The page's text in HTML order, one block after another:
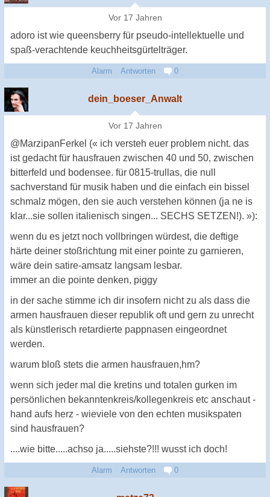
Vor 17 Jahren
adoro ist wie queensberry für pseudo-intellektuelle und
spaß-verachtende keuchheitsgürtelträger.
Alarm Antworten 0
dein_boeser_Anwalt
Vor 17 Jahren
@MarzipanFerkel (« ich versteh euer problem nicht. das
ist gedacht für hausfrauen zwischen 40 und 50, zwischen
bitterfeld und bodensee. für 0815-trullas, die null
sachverstand für musik haben und die einfach ein bissel
schmalz mögen, den sie auch verstehen können (ja ne is
klar...sie sollen italienisch singen... SECHS SETZEN!). »):
wenn du es jetzt noch vollbringen würdest, die deftige
härte deiner stoßrichtung mit einer pointe zu garnieren,
wäre dein satire-amsatz langsam lesbar.
immer an die pointe denken, piggy
in der sache stimme ich dir insofern nicht zu als dass die
armen hausfrauen dieser republik oft und gern zu unrecht
als künstlerisch retardierte pappnasen eingeordnet
werden.
warum bloß stets die armen hausfrauen,hm?
wenn sich jeder mal die kretins und totalen gurken im
persönlichen bekanntenkreis/kollegenkreis etc anschaut -
hand aufs herz - wieviele von den echten musikspaten
sind hausfrauen?
....wie bitte.....achso ja.....siehste?!!! wusst ich doch!
Alarm Antworten 0